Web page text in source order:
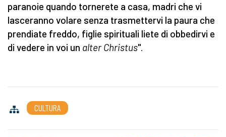
paranoie quando tornerete a casa, madri che vi
lasceranno volare senza trasmettervi la paura che
prendiate freddo, figlie spirituali liete di obbedirvi e
di vedere in voi un alter Christus".
CULTURA